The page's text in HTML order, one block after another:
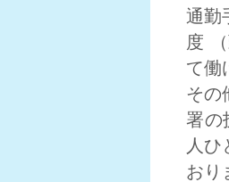
通勤
度
て働
その
署の
人
おり